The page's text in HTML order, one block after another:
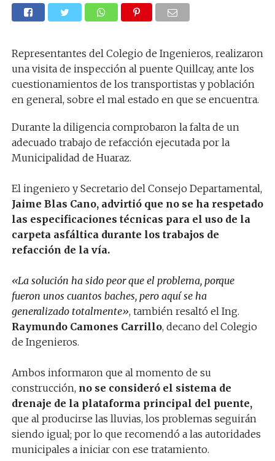
Representantes del Colegio de Ingenieros, realizaron
una visita de inspección al puente Quillcay, ante los
cuestionamientos de los transportistas y población
en general, sobre el mal estado en que se encuentra.
Durante la diligencia comprobaron la falta de un
adecuado trabajo de refacción ejecutada por la
Municipalidad de Huaraz.
El ingeniero y Secretario del Consejo Departamental,
Jaime Blas Cano, advirtió que no se ha respetado
las especificaciones técnicas para el uso de la
carpeta asfáltica durante los trabajos de
refacción de la vía.
«La solución ha sido peor que el problema, porque
fueron unos cuantos baches, pero aquí se ha
generalizado totalmente», también resaltó el Ing.
Raymundo Camones Carrillo, decano del Colegio
de Ingenieros.
Ambos informaron que al momento de su
construcción, no se consideró el sistema de
drenaje de la plataforma principal del puente,
que al producirse las lluvias, los problemas seguirán
siendo igual; por lo que recomendó a las autoridades
municipales a iniciar con ese tratamiento.